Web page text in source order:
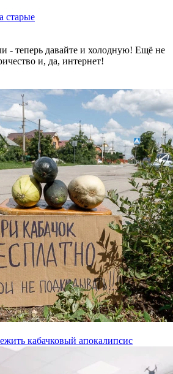
старые
- теперь давайте и холодную! Ещё не
и, да, интернет!
кабачковый апокалипсис